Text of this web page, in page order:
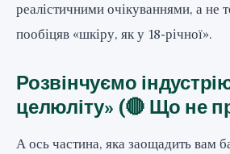
реалістичними очікуваннями, а не
пообіцяв «шкіру, як у 18-річної».
Розвінчуємо
целюліту» (🔴 Що не
А ось частина, яка заощадить вам